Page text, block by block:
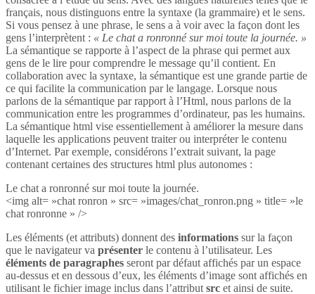
français, nous distinguons entre la syntaxe (la grammaire) et le sens.
Si vous pensez à une phrase, le sens a à voir avec la façon dont les
gens l’interprètent : « Le chat a ronronné sur moi toute la journée. »
La sémantique se rapporte à l’aspect de la phrase qui permet aux
gens de le lire pour comprendre le message qu’il contient. En
collaboration avec la syntaxe, la sémantique est une grande partie de
ce qui facilite la communication par le langage. Lorsque nous
parlons de la sémantique par rapport à l’Html, nous parlons de la
communication entre les programmes d’ordinateur, pas les humains.
La sémantique html vise essentiellement à améliorer la mesure dans
laquelle les applications peuvent traiter ou interpréter le contenu
d’Internet. Par exemple, considérons l’extrait suivant, la page
contenant certaines des structures html plus autonomes :
Le chat a ronronné sur moi toute la journée.
<img alt= »chat ronron » src= »images/chat_ronron.png » title= »le
chat ronronne » />
Les éléments (et attributs) donnent des informations sur la façon
que le navigateur va présenter le contenu à l’utilisateur. Les
éléments de paragraphes seront par défaut affichés par un espace
au-dessus et en dessous d’eux, les éléments d’image sont affichés en
utilisant le fichier image inclus dans l’attribut src et ainsi de suite.